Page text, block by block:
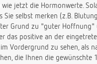
wie jetzt die Hormonwerte.
Sie selbst merken (z.B.
Grund zu "guter Hoffnung"
das positive an der
Vordergrund zu sehen, als
die Ihnen die gewünschte